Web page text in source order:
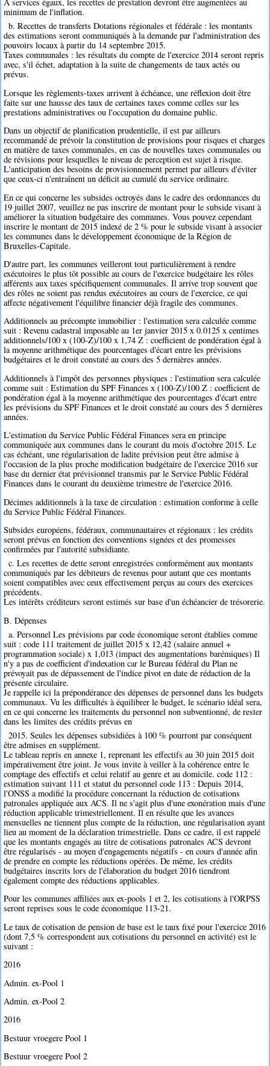
minimum de l'inflation.
b. Recettes de transferts Dotations régionales et fédérale : les montants
des estimations seront communiqués à la demande par l'administration des
pouvoirs locaux à partir du 14 septembre 2015.
Taxes communales : les résultats du compte de l'exercice 2014 seront repris
avec, s'il échet, adaptation à la suite de changements de taux actés ou
prévus.
Lorsque les règlements-taxes arrivent à échéance, une réflexion doit être
faite sur une hausse des taux de certaines taxes comme celles sur les
prestations administratives ou l'occupation du domaine public.
Dans un objectif de planification prudentielle, il est par ailleurs
recommandé de prévoir la constitution de provisions pour risques et charges
en matière de taxes communales, en cas de nouvelles taxes communales ou
de révisions pour lesquelles le niveau de perception est sujet à risque.
L'anticipation des besoins de provisionnement permet par ailleurs d'éviter
que ceux-ci n'entraînent un déficit au cumulé du service ordinaire.
En ce qui concerne les subsides octroyés dans le cadre des ordonnances du
19 juillet 2007, veuillez ne pas inscrire de montant pour le subside visant à
améliorer la situation budgétaire des communes. Vous pouvez cependant
inscrire le montant de 2015 indexé de 2 % pour le subside visant à associer
les communes dans le développement économique de la Région de
Bruxelles-Capitale.
D'autre part, les communes veilleront tout particulièrement à rendre
exécutoires le plus tôt possible au cours de l'exercice budgétaire les rôles
afférents aux taxes spécifiquement communales. Il arrive trop souvent que
des rôles ne soient pas rendus exécutoires au cours de l'exercice, ce qui
affecte négativement l'équilibre financier déjà fragile des communes.
Additionnels au précompte immobilier : l'estimation sera calculée comme
suit : Revenu cadastral imposable au 1er janvier 2015 x 0.0125 x centimes
additionnels/100 x (100-Z)/100 x 1,74 Z : coefficient de pondération égal à
la moyenne arithmétique des pourcentages d'écart entre les prévisions
budgétaires et le droit constaté au cours des 5 dernières années.
Additionnels à l'impôt des personnes physiques : l'estimation sera calculée
comme suit : Estimation du SPF Finances x (100-Z)/100 Z : coefficient de
pondération égal à la moyenne arithmétique des pourcentages d'écart entre
les prévisions du SPF Finances et le droit constaté au cours des 5 dernières
années.
L'estimation du Service Public Fédéral Finances sera en principe
communiquée aux communes dans le courant du mois d'octobre 2015. Le
cas échéant, une régularisation de ladite prévision peut être admise à
l'occasion de la plus proche modification budgétaire de l'exercice 2016 sur
base du dernier état prévisionnel transmis par le Service Public Fédéral
Finances dans le courant du deuxième trimestre de l'exercice 2016.
Décimes additionnels à la taxe de circulation : estimation conforme à celle
du Service Public Fédéral Finances.
Subsides européens, fédéraux, communautaires et régionaux : les crédits
seront prévus en fonction des conventions signées et des promesses
confirmées par l'autorité subsidiante.
c. Les recettes de dette seront enregistrées conformément aux montants
communiqués par les débiteurs de revenus pour autant que ces montants
soient compatibles avec ceux effectivement perçus au cours des exercices
précédents.
Les intérêts créditeurs seront estimés sur base d'un échéancier de trésorerie.
B. Dépenses
a. Personnel Les prévisions par code économique seront établies comme
suit : code 111 traitement de juillet 2015 x 12,42 (salaire annuel +
programmation sociale) x 1,013 (impact des augmentations barémiques) Il
n'y a pas de coefficient d'indexation car le Bureau fédéral du Plan ne
prévoyait pas de dépassement de l'indice pivot en date de rédaction de la
présente circulaire.
Je rappelle ici la prépondérance des dépenses de personnel dans les budgets
communaux. Vu les difficultés à équilibrer le budget, le scénario idéal sera,
en ce qui concerne les traitements du personnel non subventionné, de rester
dans les limites des crédits prévus en
2015. Seules les dépenses subsidiées à 100 % pourront par conséquent
être admises en supplément.
Le tableau repris en annexe 1, reprenant les effectifs au 30 juin 2015 doit
impérativement être joint. Je vous invite à veiller à la cohérence entre le
comptage des effectifs et celui relatif au genre et au domicile. code 112 :
estimation suivant 111 et statut du personnel code 113 : Depuis 2014,
l'ONSS a modifié la procédure concernant la réduction de cotisations
patronales appliquée aux ACS. Il ne s'agit plus d'une exonération mais d'une
réduction applicable trimestriellement. Il en résulte que les avances
mensuelles ne tiennent plus compte de la réduction, une régularisation ayant
lieu au moment de la déclaration trimestrielle. Dans ce cadre, il est rappelé
que les montants engagés au titre de cotisations patronales ACS devront
être régularisés - au moyen d'engagements négatifs - en cours d'année afin
de prendre en compte les réductions opérées. De même, les crédits
budgétaires inscrits lors de l'élaboration du budget 2016 tiendront
également compte des réductions applicables.
Pour les communes affiliées aux ex-pools 1 et 2, les cotisations à l'ORPSS
seront reprises sous le code économique 113-21.
Le taux de cotisation de pension de base est le taux fixé pour l'exercice 2016
(dont 7,5 % correspondent aux cotisations du personnel en activité) est le
suivant :
2016
Admin. ex-Pool 1
Admin. ex-Pool 2
2016
Bestuur vroegere Pool 1
Bestuur vroegere Pool 2